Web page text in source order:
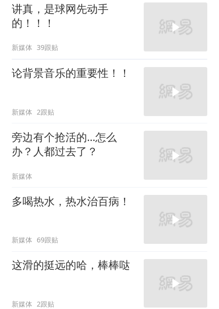
讲真，是球网先动手
的！！！
新媒体 39跟贴
论背景音乐的重要性！！
新媒体 2跟贴
旁边有个抢活的…怎么
办？人都过去了？
新媒体
多喝热水，热水治百病！
新媒体 69跟贴
这滑的挺远的哈，棒棒哒
新媒体 2跟贴